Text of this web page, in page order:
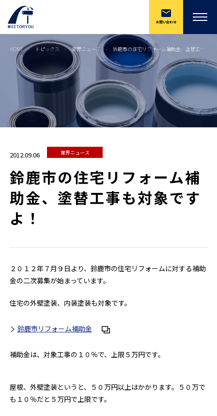
お問い合わせ
HOME トピックス 業界ニュース 鈴鹿市の住宅リフォーム補助金、塗替工事も対象ですよ！
2012.09.06 業界ニュース
鈴鹿市の住宅リフォーム補
助金、塗替工事も対象です
よ！
２０１２年７月９日より、鈴鹿市の住宅リフォームに対する補助
金の二次募集が始まっています。
住宅の外壁塗装、内装塗装も対象です。
鈴鹿市リフォーム補助金
補助金は、対象工事の１０％で、上限５万円です。
屋根、外壁塗装というと、５０万円以上はかかります。５０万で
も１０％だと５万円で上限です。